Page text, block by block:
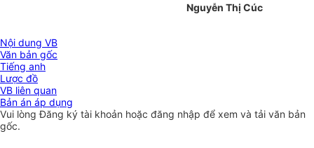
Nguyễn Thị Cúc
Nội dung VB
Văn bản gốc
Tiếng anh
Lược đồ
VB liên quan
Bản án áp dụng
Vui lòngĐăng ký tài khoản hoặc đăng nhập để xem và tải văn bản
gốc.